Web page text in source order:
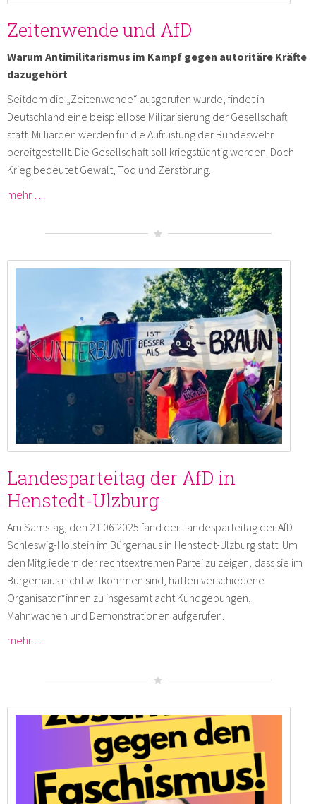
Zeitenwende und AfD
Warum Antimilitarismus im Kampf gegen autoritäre Kräfte
dazugehört
Seitdem die „Zeitenwende“ ausgerufen wurde, findet in
Deutschland eine beispiellose Militarisierung der Gesellschaft
statt. Milliarden werden für die Aufrüstung der Bundeswehr
bereitgestellt. Die Gesellschaft soll kriegstüchtig werden. Doch
Krieg bedeutet Gewalt, Tod und Zerstörung.
mehr …
Landesparteitag der AfD in
Henstedt-Ulzburg
Am Samstag, den 21.06.2025 fand der Landesparteitag der AfD
Schleswig-Holstein im Bürgerhaus in Henstedt-Ulzburg statt. Um
den Mitgliedern der rechtsextremen Partei zu zeigen, dass sie im
Bürgerhaus nicht willkommen sind, hatten verschiedene
Organisator*innen zu insgesamt acht Kundgebungen,
Mahnwachen und Demonstrationen aufgerufen.
mehr …